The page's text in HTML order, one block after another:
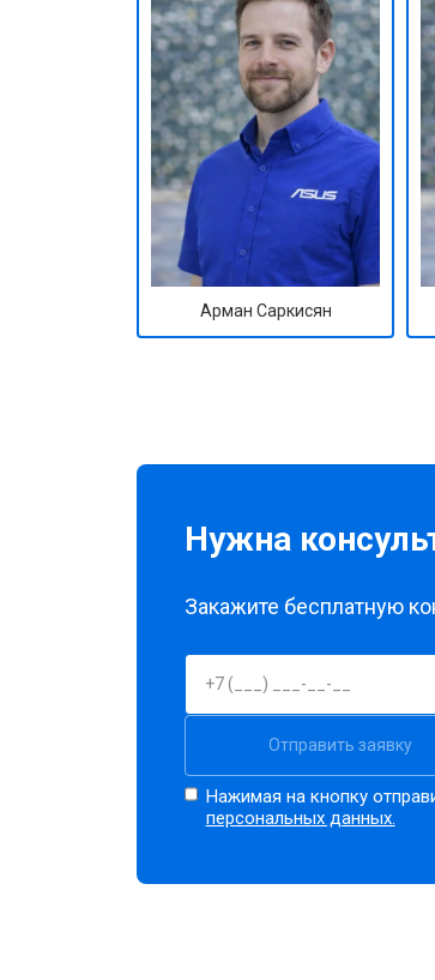
Арман Саркисян
Нужна
Закажите бесплатную
Отправить заявку
Нажимая на кнопку
персональных данных.